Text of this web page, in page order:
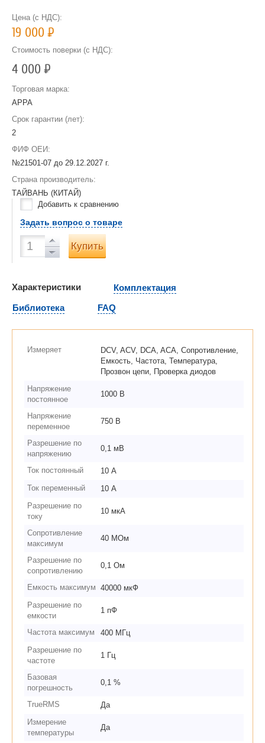
Цена (с НДС):
19 000Р
Стоимость поверки (с НДС):
4 000Р
Торговая марка:
APPA
Срок гарантии (лет):
2
ФИФ ОЕИ:
№21501-07 до 29.12.2027 г.
Страна производитель:
ТАЙВАНЬ (КИТАЙ)
Добавить к сравнению
Задать вопрос о товаре
Купить
Характеристики
Комплектация
Библиотека
FAQ
Измеряет
DCV, ACV, DCA, ACA, Сопротивление,
Емкость, Частота, Температура,
Прозвон цепи, Проверка диодов
Напряжение
постоянное
1000 В
Напряжение
переменное
750 В
Разрешение по
напряжению
0,1 мВ
Ток постоянный
10 А
Ток переменный
10 А
Разрешение по
току
10 мкА
Сопротивление
максимум
40 МОм
Разрешение по
сопротивлению
0,1 Ом
Емкость максимум 40000 мкФ
Разрешение по
емкости
1 пФ
Частота максимум
400 МГц
Разрешение по
частоте
1 Гц
Базовая
погрешность
0,1 %
TrueRMS
Да
Измерение
температуры
Да